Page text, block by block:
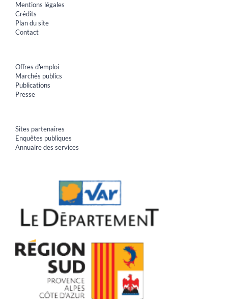
Mentions légales
Crédits
Plan du site
Contact
Offres d'emploi
Marchés publics
Publications
Presse
Sites partenaires
Enquêtes publiques
Annuaire des services